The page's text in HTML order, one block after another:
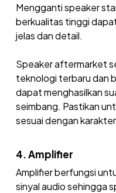
Mengganti speaker
berkualitas tinggi
jelas dan detail.
Speaker aftermarket
teknologi terbaru dan
dapat menghasilkan
seimbang. Pastikan
sesuai dengan
4. Amplifier
Amplifier berfungsi
sinyal audio sehingga